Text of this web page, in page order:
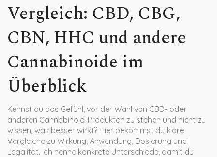
Vergleich: CBD, CBG,
CBN, HHC und andere
Cannabinoide im
Überblick
Kennst du das Gefühl, vor der Wahl von CBD- oder
anderen Cannabinoid-Produkten zu stehen und nicht zu
wissen, was besser wirkt? Hier bekommst du klare
Vergleiche zu Wirkung, Anwendung, Dosierung und
Legalität. Ich nenne konkrete Unterschiede, damit du